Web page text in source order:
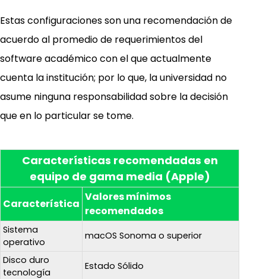
Estas configuraciones son una recomendación de
acuerdo al promedio de requerimientos del
software académico con el que actualmente
cuenta la institución; por lo que, la universidad no
asume ninguna responsabilidad sobre la decisión
que en lo particular se tome.
Características recomendadas en
equipo de gama media (Apple)
Característica
Valores mínimos
recomendados
Sistema
operativo
macOS Sonoma o superior
Disco duro
tecnología
Estado Sólido